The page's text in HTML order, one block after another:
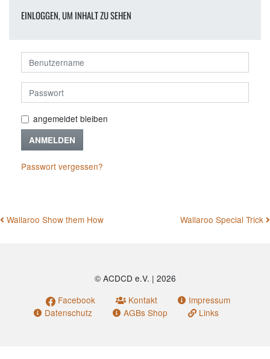
EINLOGGEN, UM INHALT ZU SEHEN
angemeldet bleiben
ANMELDEN
Passwort vergessen?
BEITRAGSNAVIGATION
Wallaroo Show them How Wallaroo Special Trick
© ACDCD e.V. | 2026
Facebook
Kontakt
Impressum
Datenschutz
AGBs Shop Links